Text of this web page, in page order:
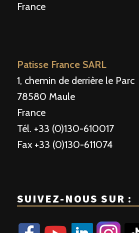
France
Patisse France SARL
1, chemin de derrière le Parc
78580 Maule
France
Tél. +33 (0)130-610017
Fax +33 (0)130-611074
SUIVEZ-NOUS SUR :